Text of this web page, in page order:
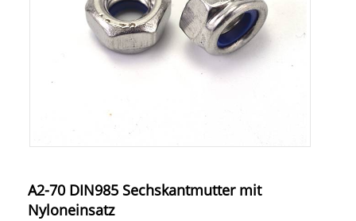
A2-70 DIN985 Sechskantmutter mit
Nyloneinsatz